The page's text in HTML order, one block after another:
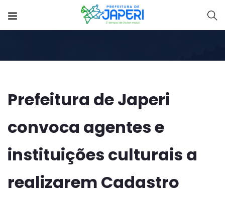
Prefeitura de Japeri
convoca agentes e
instituições culturais a
realizarem Cadastro